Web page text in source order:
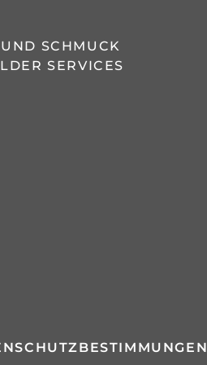
SCHMUCK
SERVICES